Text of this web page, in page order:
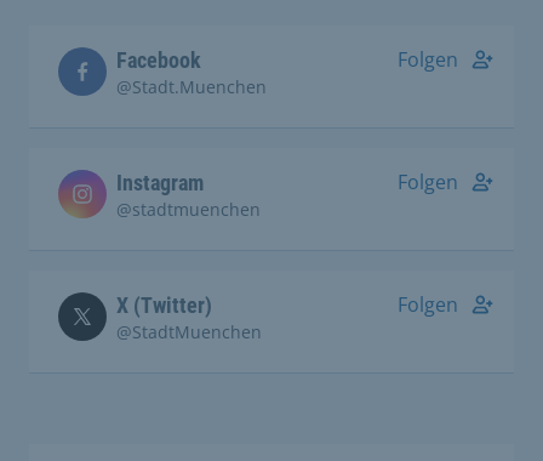
Facebook
@Stadt.Muenchen
Folgen
Instagram
@stadtmuenchen
Folgen
X (Twitter)
@StadtMuenchen
Folgen